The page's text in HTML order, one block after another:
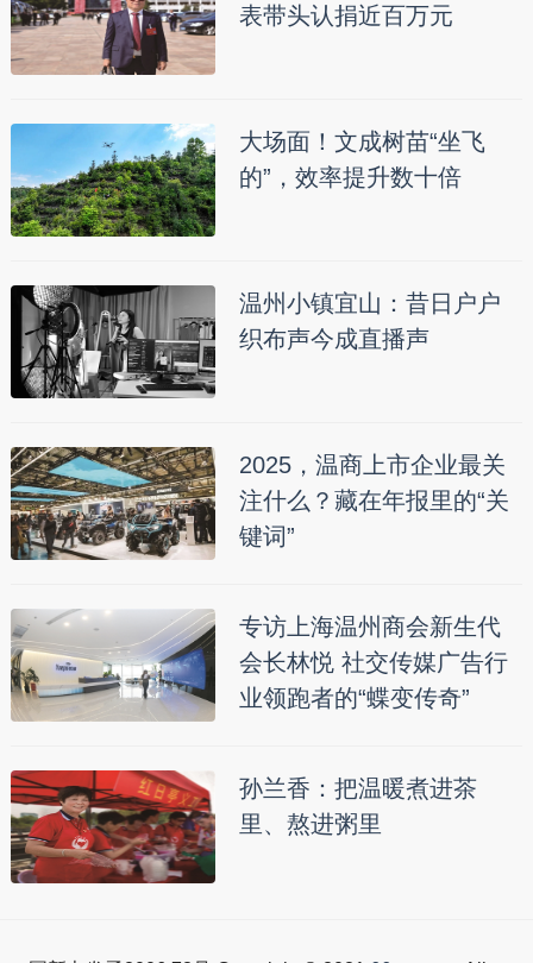
表带头认捐近百万元
大场面！文成树苗“坐飞
的”，效率提升数十倍
温州小镇宜山：昔日户户
织布声今成直播声
2025，温商上市企业最关
注什么？藏在年报里的“关
键词”
专访上海温州商会新生代
会长林悦 社交传媒广告行
业领跑者的“蝶变传奇”
孙兰香：把温暖煮进茶
里、熬进粥里